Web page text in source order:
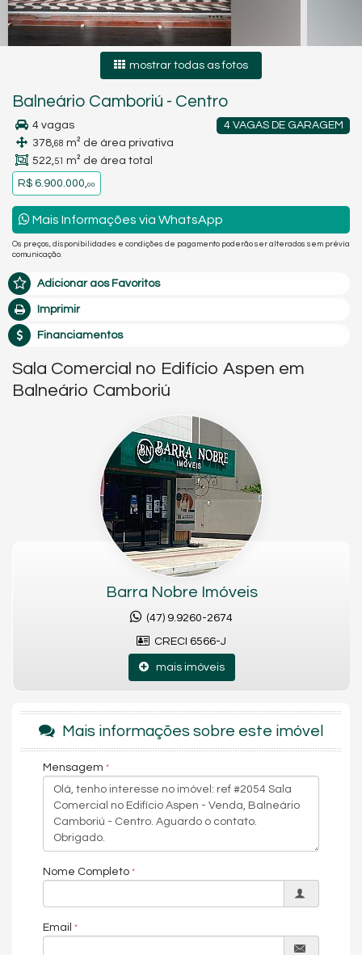
mostrar todas as fotos
Balneário Camboriú - Centro
4 VAGAS DE GARAGEM
4 vagas
378,68 m² de área privativa
522,51 m² de área total
R$ 6.900.000,00
Mais Informações via WhatsApp
Os preços, disponibilidades e condições de pagamento poderão ser alterados sem prévia
comunicação.
Adicionar aos Favoritos
Imprimir
Financiamentos
Sala Comercial no Edifício Aspen em
Balneário Camboriú
Barra Nobre Imóveis
(47) 9.9260-2674
CRECI 6566-J
mais imóveis
Mais informações sobre este imóvel
Mensagem
Nome Completo
Email